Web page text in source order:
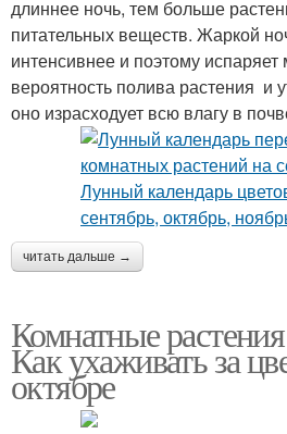
длиннее ночь, тем больше
питательных веществ. Жаркой
интенсивнее и поэтому испаряет
вероятность полива растения и
оно израсходует всю влагу в
читать дальше →
Комнатные
Как ухаживать за
октябре